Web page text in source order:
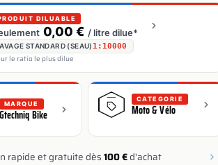
DILUABLE
0,00 € / litre dilue*
STANDARD (SEAU) 1:10000
le ratio le plus dilue
MARQUE
Gtechniq Bike
CATEGORIE
Moto & Vélo
rapide et gratuite dès100 €d'achat